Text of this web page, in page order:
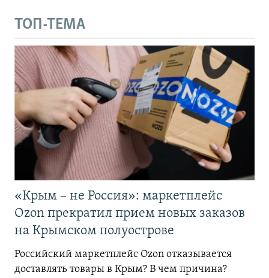
ТОП-ТЕМА
«Крым – не Россия»: маркетплейс
Ozon прекратил прием новых заказов
на Крымском полуострове
Российский маркетплейс Ozon отказывается
доставлять товары в Крым? В чем причина?